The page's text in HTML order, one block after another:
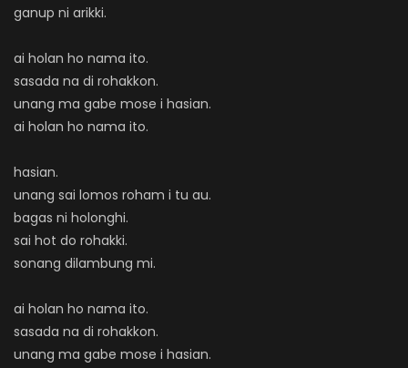
ganup ni arikki.
ai holan ho nama ito.
sasada na di rohakkon.
unang ma gabe mose i hasian.
ai holan ho nama ito.
hasian.
unang sai lomos roham i tu au.
bagas ni holonghi.
sai hot do rohakki.
sonang dilambung mi.
ai holan ho nama ito.
sasada na di rohakkon.
unang ma gabe mose i hasian.